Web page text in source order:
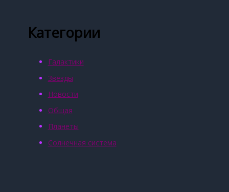
Категории
Галактики
Звёзды
Новости
Общая
Планеты
Солнечная система